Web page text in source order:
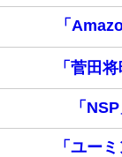
「
「菅田将
「NSP
「ユーミ